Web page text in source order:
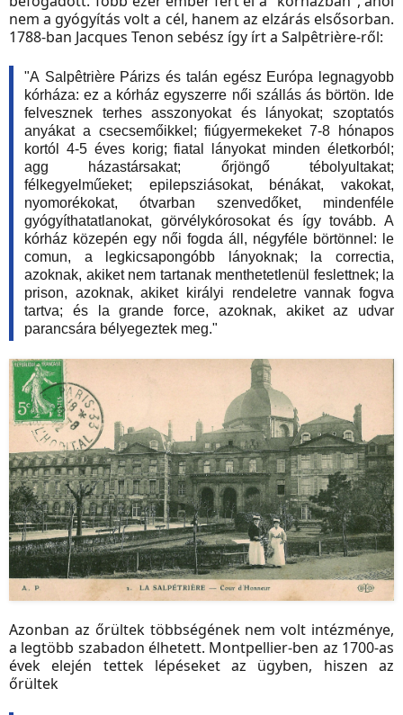
nem a gyógyítás volt a cél, hanem az elzárás elsősorban.
1788-ban Jacques Tenon sebész így írt a Salpêtrière-ről:
"A Salpêtrière Párizs és talán egész Európa legnagyobb
kórháza: ez a kórház egyszerre női szállás ás börtön. Ide
felvesznek terhes asszonyokat és lányokat; szoptatós
anyákat a csecsemőikkel; fiúgyermekeket 7-8 hónapos
kortól 4-5 éves korig; fiatal lányokat minden életkorból;
agg házastársakat; őrjöngő tébolyultakat;
félkegyelműeket; epilepsziásokat, bénákat, vakokat,
nyomorékokat, ótvarban szenvedőket, mindenféle
gyógyíthatatlanokat, görvélykórosokat és így tovább. A
kórház közepén egy női fogda áll, négyféle börtönnel: le
comun, a legkicsapongóbb lányoknak; la correctia,
azoknak, akiket nem tartanak menthetetlenül feslettnek; la
prison, azoknak, akiket királyi rendeletre vannak fogva
tartva; és la grande force, azoknak, akiket az udvar
parancsára bélyegeztek meg."
Azonban az őrültek többségének nem volt intézménye,
a legtöbb szabadon élhetett. Montpellier-ben az 1700-as
évek elején tettek lépéseket az ügyben, hiszen az
őrültek